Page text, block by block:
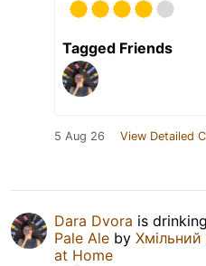
Tagged Friends
5 Aug 26 View Detailed
Dara Dvora is
Pale Ale by Хмільний
at Home